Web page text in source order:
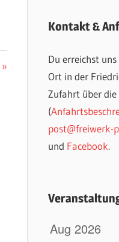
Kontakt &
Du erreichst
Ort in der
Zufahrt über die
(
post@freiwerk-
und Facebook.